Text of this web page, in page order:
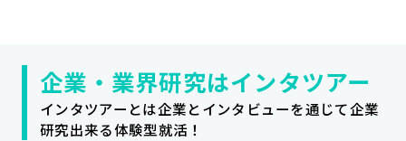
サイトマップ
企業・業界研究はインタツアー
インタツアーとは企業とインタビューを通じて企業
研究出来る体験型就活！